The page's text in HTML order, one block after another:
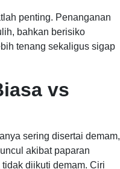
penting. Penanganan
bahkan berisiko
tenang sekaligus sigap
vs
sering disertai demam,
akibat paparan
diikuti demam. Ciri